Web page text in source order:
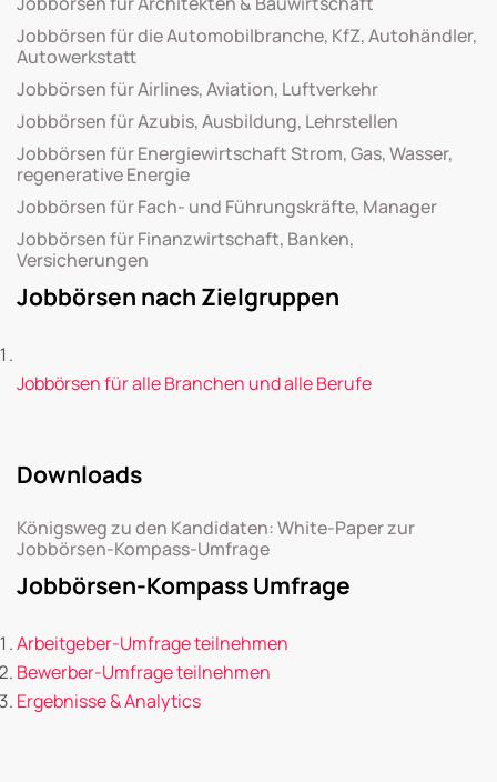
Jobbörsen für die Automobilbranche, KfZ, Autohändler,
Autowerkstatt
Jobbörsen für Airlines, Aviation, Luftverkehr
Jobbörsen für Azubis, Ausbildung, Lehrstellen
Jobbörsen für Energiewirtschaft Strom, Gas, Wasser,
regenerative Energie
Jobbörsen für Fach- und Führungskräfte, Manager
Jobbörsen für Finanzwirtschaft, Banken,
Versicherungen
Jobbörsen nach Zielgruppen
Jobbörsen für alle Branchen und alle Berufe
Downloads
Königsweg zu den Kandidaten: White-Paper zur
Jobbörsen-Kompass-Umfrage
Jobbörsen-Kompass Umfrage
Arbeitgeber-Umfrage teilnehmen
Bewerber-Umfrage teilnehmen
Ergebnisse & Analytics